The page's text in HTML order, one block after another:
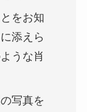
をお知
添えら
うな肖
写真を